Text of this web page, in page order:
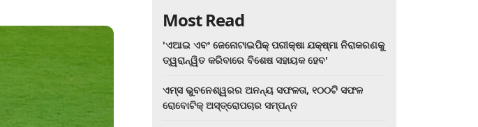
Most Read
'ଏଆଇ ଏବଂ ଜେନୋଟାଇପିକ୍ ପରୀକ୍ଷା ଯକ୍ଷ୍ମା ନିରାକରଣକୁ
ତ୍ୱରାନ୍ୱିତ କରିବାରେ ବିଶେଷ ସହାୟକ ହେବ'
ଏମ୍ସ ଭୁବନେଶ୍ୱରର ଅନନ୍ୟ ସଫଳତା, ୧୦୦ଟି ସଫଳ
ରୋବୋଟିକ୍ ଅସ୍ତ୍ରୋପଚାର ସମ୍ପନ୍ନ